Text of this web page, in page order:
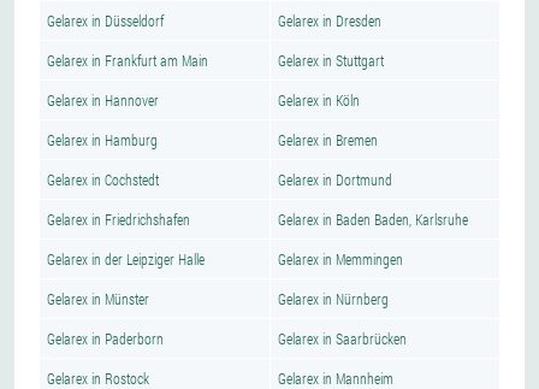
Gelarex in Düsseldorf Gelarex in Dresden
Gelarex in Frankfurt am Main Gelarex in Stuttgart
Gelarex in Hannover Gelarex in Köln
Gelarex in Hamburg Gelarex in Bremen
Gelarex in Cochstedt Gelarex in Dortmund
Gelarex in Friedrichshafen Gelarex in Baden Baden, Karlsruhe
Gelarex in der Leipziger Halle Gelarex in Memmingen
Gelarex in Münster Gelarex in Nürnberg
Gelarex in Paderborn Gelarex in Saarbrücken
Gelarex in Rostock Gelarex in Mannheim